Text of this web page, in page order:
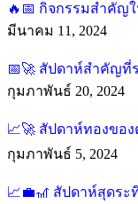
🔥📅 กิจกรรมสำคัญ
มีนาคม 11, 2024
📅🚀 สัปดาห์สำคัญที่
กุมภาพันธ์ 20, 2024
📈🚀 สัปดาห์ทองของ
กุมภาพันธ์ 5, 2024
📈💼🎢 สัปดาห์สุดร